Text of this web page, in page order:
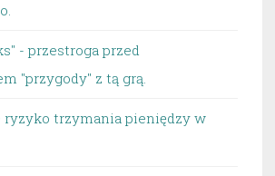
- przestroga przed
"przygody" z tą grą.
ryzyko trzymania pieniędzy w